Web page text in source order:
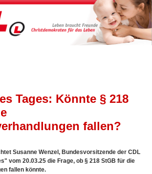
Tages: Könnte § 218
fallen?
Susanne Wenzel, Bundesvorsitzende der CDL
vom 20.03.25 die Frage, ob § 218 StGB für die
fallen könnte.